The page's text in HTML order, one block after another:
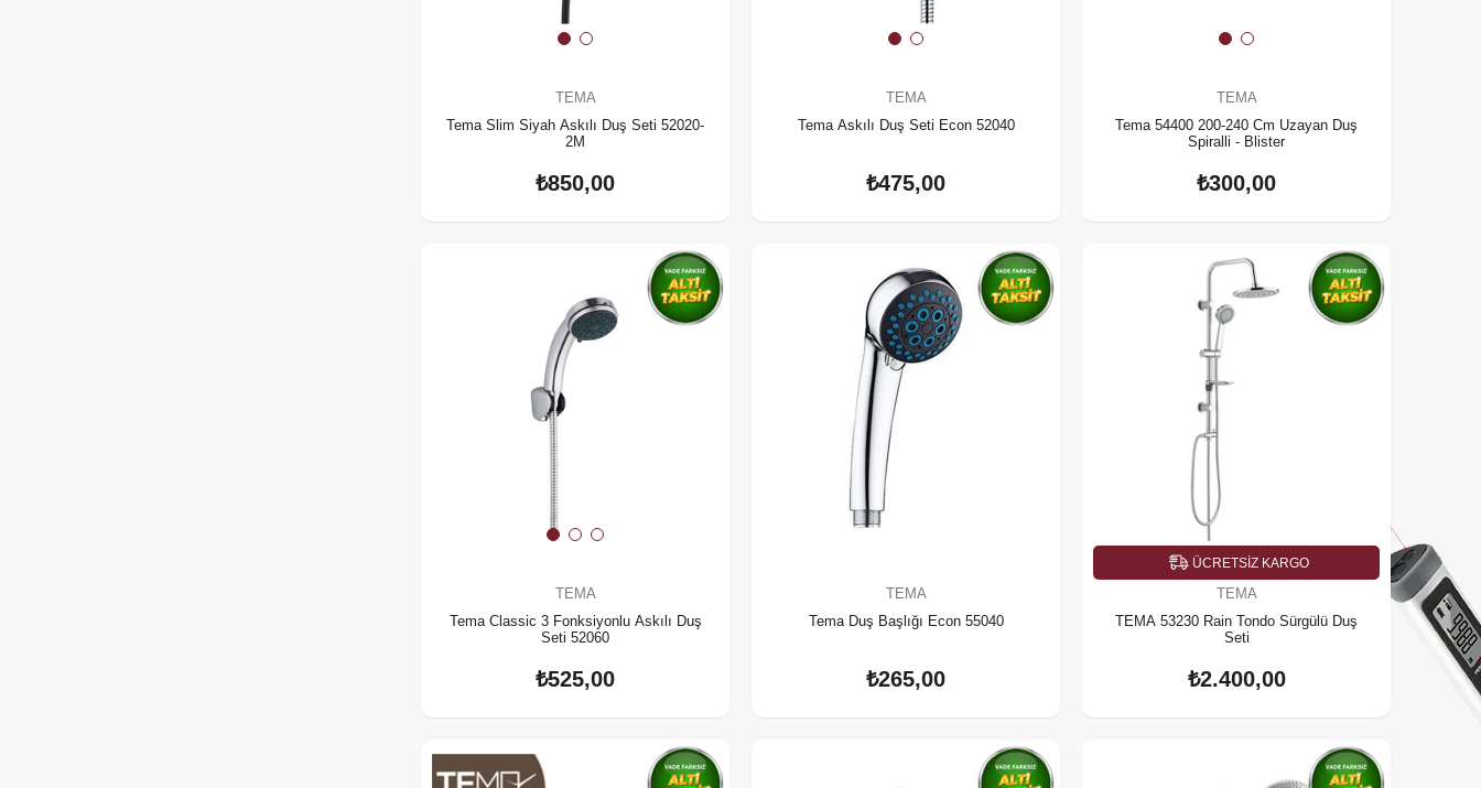
TEMA
Tema Slim Siyah Askılı Duş Seti 52020-
2M
₺850,00
TEMA
Tema Askılı Duş Seti Econ 52040
₺475,00
TEMA
Tema 54400 200-240 Cm Uzayan Duş
Spiralli - Blister
₺300,00
TEMA
Tema Classic 3 Fonksiyonlu Askılı Duş
Seti 52060
₺525,00
TEMA
Tema Duş Başlığı Econ 55040
₺265,00
ÜCRETSIZ KARGO
TEMA
TEMA 53230 Rain Tondo Sürgülü Duş
Seti
₺2.400,00